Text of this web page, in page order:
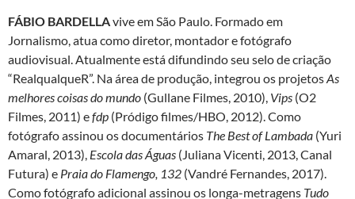
FÁBIO BARDELLAvive em São Paulo. Formado em
Jornalismo, atua como diretor, montador e fotógrafo
audiovisual. Atualmente está difundindo seu selo de criação
“RealqualqueR”. Na área de produção, integrou os projetosAs
melhores coisas do mundo (Gullane Filmes, 2010), Vips (O2
Filmes, 2011) efdp (Pródigo filmes/HBO, 2012). Como
fotógrafo assinou os documentários The Best of Lambada (Yuri
Amaral, 2013), Escola das Águas (Juliana Vicenti, 2013, Canal
Futura) e Praia do Flamengo, 132 (Vandré Fernandes, 2017).
Como fotógrafo adicional assinou os longa-metragens Tudo